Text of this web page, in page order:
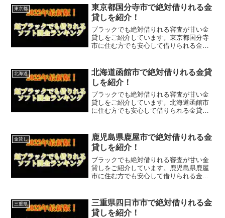
はなく、国または熊本県熊本市で貸金業
登録をしている正規の金貸し...
東京都
東京都国分寺市で絶対借りれる金
貸しを紹介！
ブラックでも絶対借りれる審査が甘い金
貸しをご紹介しています。東京都国分寺
市に住む方でも安心して借りられる金貸
はなく、国または東京都国分寺市で貸金
業登録をしている正規の金...
北海道
北海道函館市で絶対借りれる金貸
しを紹介！
ブラックでも絶対借りれる審査が甘い金
貸しをご紹介しています。北海道函館市
に住む方でも安心して借りられる金貸し
はなく、国または北海道函館市で貸金業
登録をしている正規の金貸し...
金貸し
鹿児島県鹿屋市で絶対借りれる金
貸しを紹介！
ブラックでも絶対借りれる審査が甘い金
貸しをご紹介しています。鹿児島県鹿屋
市に住む方でも安心して借りられる金貸
はなく、国または鹿児島県鹿屋市で貸金
業登録をしている正規の金...
三重県
三重県四日市市で絶対借りれる金
貸しを紹介！